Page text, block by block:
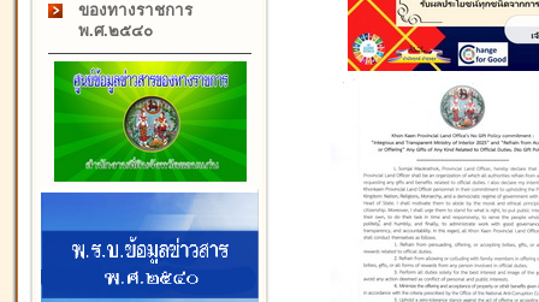
ของทางราชการ
พ.ศ.๒๕๔๐